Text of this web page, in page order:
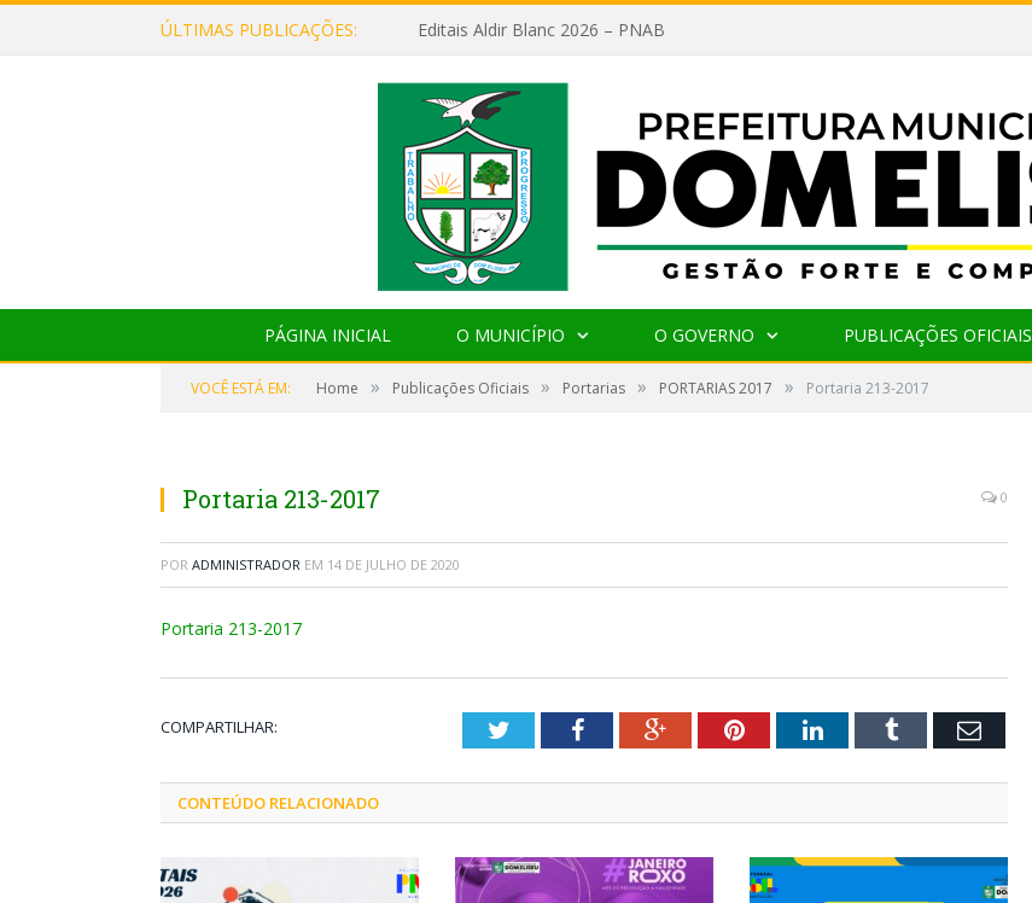
ÚLTIMAS PUBLICAÇÕES: Editais Aldir Blanc 2026 – PNAB
PÁGINA INICIAL O MUNICÍPIO O GOVERNO PUBLICAÇÕES OFICIAIS
VOCÊ ESTÁ EM: Home » Publicações Oficiais » Portarias » PORTARIAS 2017 » Portaria 213-2017
Portaria 213-2017 0
POR ADMINISTRADOR EM 14 DE JULHO DE 2020
Portaria 213-2017
COMPARTILHAR: TwitterFacebookGoogle+PinterestLinkedInTumblr Email
CONTEÚDO RELACIONADO